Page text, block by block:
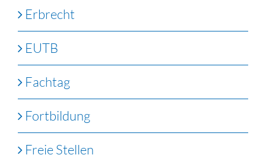
Erbrecht
EUTB
Fachtag
Fortbildung
Freie Stellen